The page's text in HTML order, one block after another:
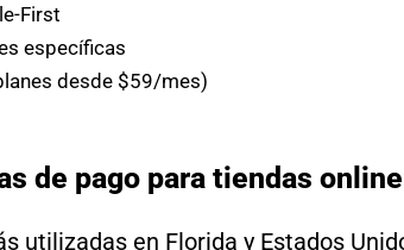
First
específicas
desde $59/mes)
de pago para tiendas
utilizadas en Florida y Estados